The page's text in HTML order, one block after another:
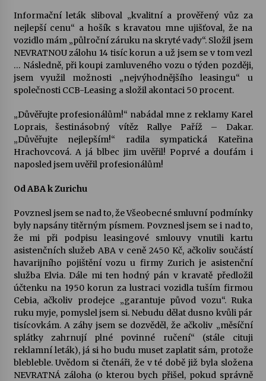
Pozvánka na integrační festival Quijotova
šedesátka: 28. 7.–1. 8. 2026
28. 7. 2026
Letní koncerty ve Stromovce: Kolchoz a
28. 7. 2026
Votavžatský ploty
23. 7. 2026
Vysočinka
17. 7. 2026
Ozvěny prázdnin
14. 7. 2026
Za kulturou kousek za Humpolec. V Želivě ožije
odkaz Josefa Čapka
13. 7. 2026
Informační leták sliboval „kvalitní a prověřený vůz za
nejlepší cenu“ a hošík s kravatou mne ujišťoval, že na
vozidlo mám „půlroční záruku na skryté vady“. Složil jsem
NEVRATNOU zálohu 14 tisíc korun a už jsem se v tom vezl
… Následně, při koupi zamluveného vozu o týden později,
jsem využil možnosti „nejvýhodnějšího leasingu“ u
společnosti CCB-Leasing a složil akontaci 50 procent.
„Důvěřujte profesionálům!“ nabádal mne z reklamy Karel
Loprais, šestinásobný vítěz Rallye Paříž – Dakar.
„Důvěřujte nejlepším!“ radila sympatická Kateřina
Hrachovcová. A já blbec jim uvěřil! Poprvé a doufám i
naposled jsem uvěřil profesionálům!
Od ABA k Zurichu
Povznesl jsem se nad to, že Všeobecné smluvní podmínky
byly napsány titěrným písmem. Povznesl jsem se i nad to,
že mi při podpisu leasingové smlouvy vnutili kartu
asistenčních služeb ABA v ceně 2450 Kč, ačkoliv součástí
havarijního pojištění vozu u firmy Zurich je asistenční
služba Elvia. Dále mi ten hodný pán v kravatě předložil
účtenku na 1950 korun za lustraci vozidla tuším firmou
Cebia, ačkoliv prodejce „garantuje původ vozu“. Ruka
ruku myje, pomyslel jsem si. Nebudu dělat dusno kvůli pár
tisícovkám. A záhy jsem se dozvěděl, že ačkoliv „měsíční
splátky zahrnují plné povinné ručení“ (stále cituji
reklamní leták), já si ho budu muset zaplatit sám, protože
blebleble. Uvědom si čtenáři, že v té době již byla složena
NEVRATNÁ záloha (o kterou bych přišel, pokud správně